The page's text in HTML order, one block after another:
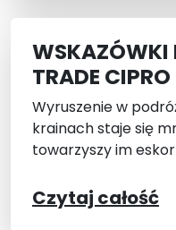
WSKAZÓWKI
TRADE
Wyruszenie w
krainach staje się
towarzyszy im
Czytaj całość